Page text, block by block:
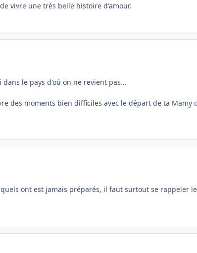
vivre une très belle histoire d'amour.
le pays d'où on ne revient pas...
des moments bien difficiles avec le départ de ta
ont est jamais préparés, il faut surtout se rappeler